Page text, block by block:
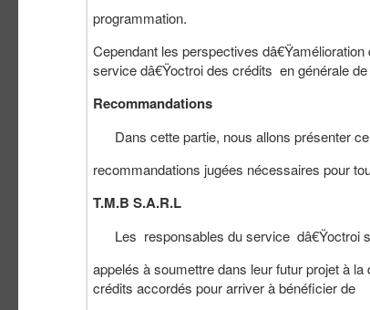
programmation.
Cependant les perspectives
service dâ€Ÿoctroi des crédits en générale
Recommandations
Dans cette partie, nous allons présenter
recommandations jugées nécessaires pour
T.M.B S.A.R.L
Les responsables du service dâ€Ÿoctroi
appelés à soumettre dans leur futur projet à
crédits accordés pour arriver à bénéficier de